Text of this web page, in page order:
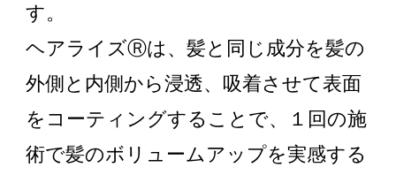
す。
ヘアライズⓇは、髪と同じ成分を髪の
外側と内側から浸透、吸着させて表面
をコーティングすることで、１回の施
術で髪のボリュームアップを実感する